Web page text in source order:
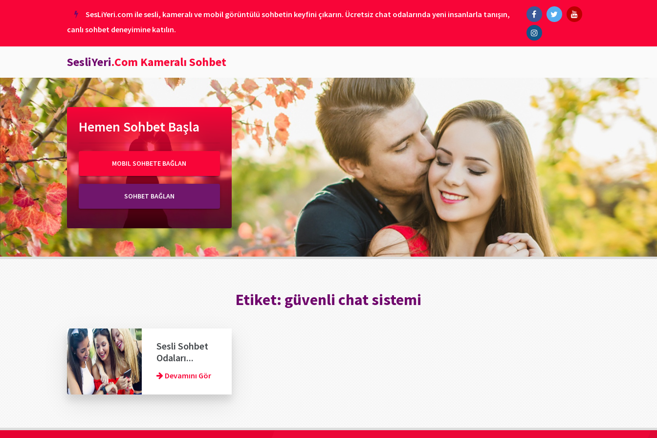
SesLiYeri.com ile sesli, kameralı ve mobil görüntülü sohbetin keyfini çıkarın. Ücretsiz chat odalarında yeni insanlarla tanışın,
canlı sohbet deneyimine katılın.
SesliYeri.Com Kameralı Sohbet
Hemen Sohbet Başla
MOBIL SOHBETE BAĞLAN
SOHBET BAĞLAN
Etiket: güvenli chat sistemi
Sesli Sohbet
Odaları...
Devamını Gör